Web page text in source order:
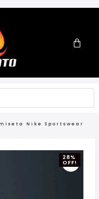
Nike Sportswear
28%
OFF!